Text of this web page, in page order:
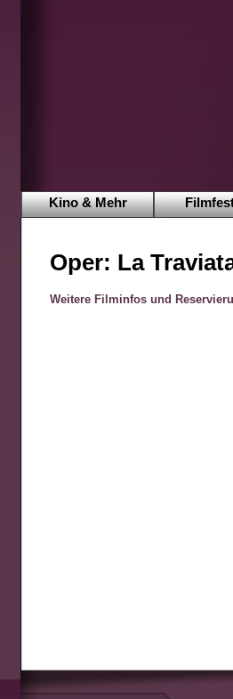
Kino & Mehr
Oper: La
Weitere Filminfos und